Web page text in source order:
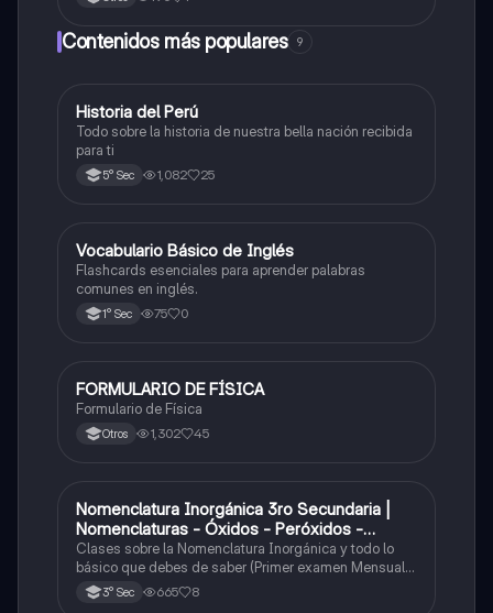
Contenidos más populares 9
Ciencias Sociales
Historia del Perú
Todo sobre la historia de nuestra bella nación recibida
para ti
5° Sec 1,082 25
VInglés
Vocabulario Básico de Inglés
Flashcards esenciales para aprender palabras
comunes en inglés.
1° Sec 75 0
Física
FORMULARIO DE FÍSICA
Formulario de Física
Otros 1,302 45
Química
Nomenclatura Inorgánica 3ro Secundaria |
Nomenclaturas - Óxidos - Peróxidos -
Hidróxido o Bases
Clases sobre la Nomenclatura Inorgánica y todo lo
básico que debes de saber (Primer examen Mensual
2025)3° Sec 665 8